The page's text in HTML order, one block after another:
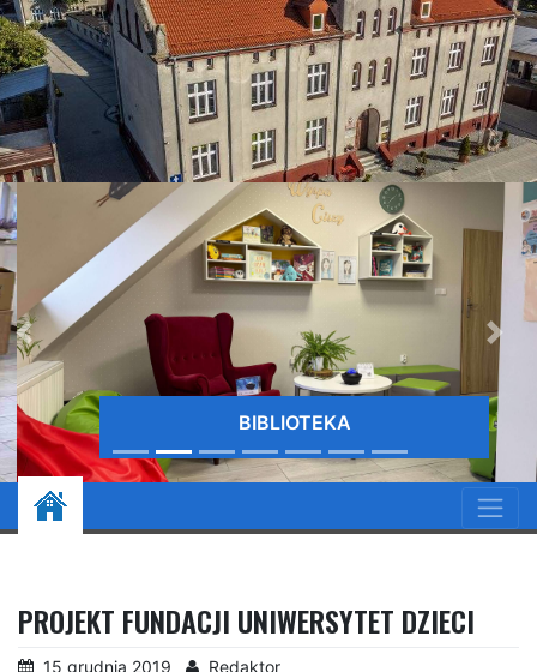
BIBLIOTEKA
PROJEKT FUNDACJI UNIWERSYTET DZIECI
15 grudnia 2019 Redaktor